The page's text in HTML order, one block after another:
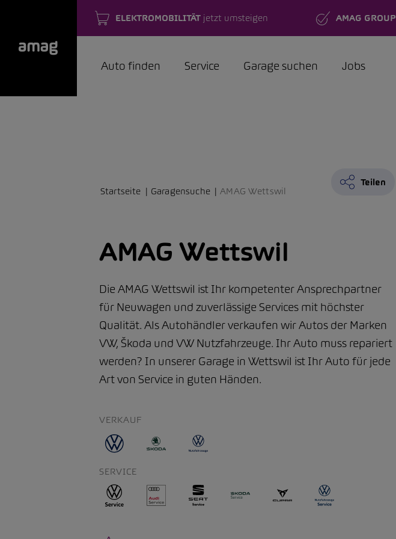
ELEKTROMOBILITÄTjetzt umsteigen AMAG GROUP
Auto finden Service Garage suchen Jobs
Startseite Garagensuche AMAG Wettswil
Teilen
AMAG Wettswil
Die AMAG Wettswil ist Ihr kompetenter Ansprechpartner
für Neuwagen und zuverlässige Services mit höchster
Qualität. Als Autohändler verkaufen wir Autos der Marken
VW, Škoda und VW Nutzfahrzeuge. Ihr Auto muss repariert
werden? In unserer Garage in Wettswil ist Ihr Auto für jede
Art von Service in guten Händen.
VERKAUF
SERVICE